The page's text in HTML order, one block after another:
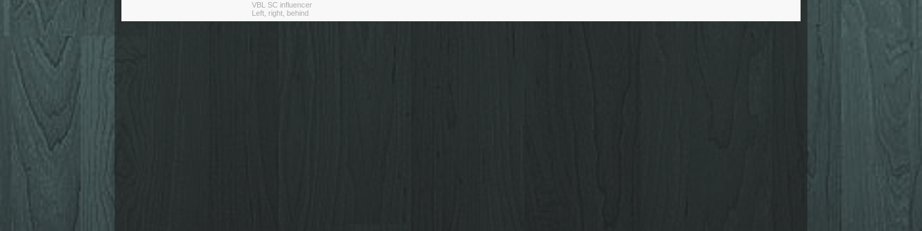
VBL SC influencer
Left, right, behind